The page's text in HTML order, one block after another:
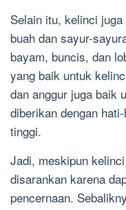
Selain itu, kelinci
buah dan sayur-
bayam, buncis, dan
yang baik untuk
dan anggur juga baik
diberikan dengan
tinggi.
Jadi, meskipun
disarankan karena
pencernaan.